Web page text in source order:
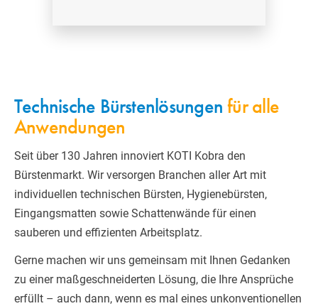
Technische Bürstenlösungen für alle
Anwendungen
Seit über 130 Jahren innoviert KOTI Kobra den
Bürstenmarkt. Wir versorgen Branchen aller Art mit
individuellen technischen Bürsten, Hygienebürsten,
Eingangsmatten sowie Schattenwände für einen
sauberen und effizienten Arbeitsplatz.
Gerne machen wir uns gemeinsam mit Ihnen Gedanken
zu einer maßgeschneiderten Lösung, die Ihre Ansprüche
erfüllt – auch dann, wenn es mal eines unkonventionellen